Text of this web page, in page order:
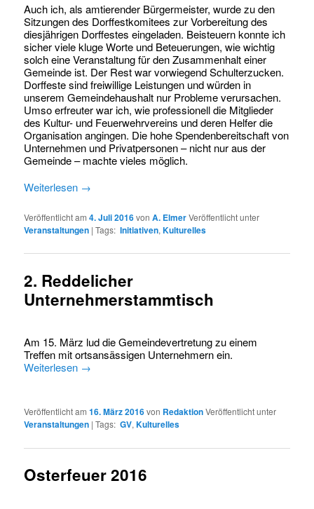
Auch ich, als amtierender Bürgermeister, wurde zu den
Sitzungen des Dorffestkomitees zur Vorbereitung des
diesjährigen Dorffestes eingeladen. Beisteuern konnte ich
sicher viele kluge Worte und Beteuerungen, wie wichtig
solch eine Veranstaltung für den Zusammenhalt einer
Gemeinde ist. Der Rest war vorwiegend Schulterzucken.
Dorffeste sind freiwillige Leistungen und würden in
unserem Gemeindehaushalt nur Probleme verursachen.
Umso erfreuter war ich, wie professionell die Mitglieder
des Kultur- und Feuerwehrvereins und deren Helfer die
Organisation angingen. Die hohe Spendenbereitschaft von
Unternehmen und Privatpersonen – nicht nur aus der
Gemeinde – machte vieles möglich.
Weiterlesen →
Veröffentlicht am4. Juli 2016vonA. ElmerVeröffentlicht unter
Veranstaltungen |Tags: Initiativen,Kulturelles
2. Reddelicher
Unternehmerstammtisch
Am 15. März lud die Gemeindevertretung zu einem
Treffen mit ortsansässigen Unternehmern ein.
Weiterlesen →
Veröffentlicht am16. März 2016von RedaktionVeröffentlicht unter
Veranstaltungen |Tags: GV,Kulturelles
Osterfeuer 2016